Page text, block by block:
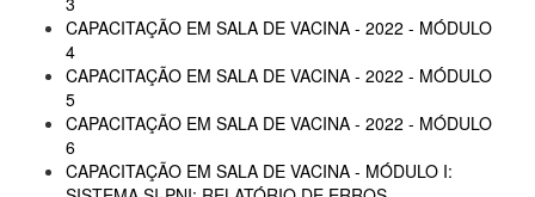
CAPACITAÇÃO EM SALA DE VACINA - 2022 - MÓDULO
4
CAPACITAÇÃO EM SALA DE VACINA - 2022 - MÓDULO
5
CAPACITAÇÃO EM SALA DE VACINA - 2022 - MÓDULO
6
CAPACITAÇÃO EM SALA DE VACINA - MÓDULO I: